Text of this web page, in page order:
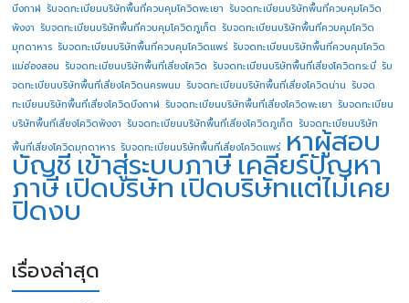
บึงกาฬ รับจดทะเบียนบริษัทพื้นที่ควบคุมโควิดพะเยา รับจดทะเบียนบริษัทพื้นที่ควบคุมโควิด
พังงา รับจดทะเบียนบริษัทพื้นที่ควบคุมโควิดภูเก็ต รับจดทะเบียนบริษัทพื้นที่ควบคุมโควิด
มุกดาหาร รับจดทะเบียนบริษัทพื้นที่ควบคุมโควิดแพร่ รับจดทะเบียนบริษัทพื้นที่ควบคุมโควิด
แม่ฮ่องสอน รับจดทะเบียนบริษัทพื้นที่เสี่ยงโควิด รับจดทะเบียนบริษัทพื้นที่เสี่ยงโควิดกระบี่ รับ
จดทะเบียนบริษัทพื้นที่เสี่ยงโควิดนครพนม รับจดทะเบียนบริษัทพื้นที่เสี่ยงโควิดน่าน รับจด
ทะเบียนบริษัทพื้นที่เสี่ยงโควิดบึงกาฬ รับจดทะเบียนบริษัทพื้นที่เสี่ยงโควิดพะเยา รับจดทะเบียน
บริษัทพื้นที่เสี่ยงโควิดพังงา รับจดทะเบียนบริษัทพื้นที่เสี่ยงโควิดภูเก็ต รับจดทะเบียนบริษัท
พื้นที่เสี่ยงโควิดมุกดาหาร รับจดทะเบียนบริษัทพื้นที่เสี่ยงโควิดแพร่ หาผู้สอบ
บัญชี เข้าสู่ระบบภาษี เคลียร์ปัญหา
ภาษีเปิดบริษัทเปิดบริษัทแต่ไม่เคย
ปิดงบ
เรื่องล่าสุด